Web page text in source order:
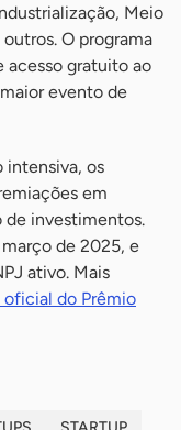
Meio
O programa
gratuito ao
evento de
intensiva, os
em
de investimentos.
de 2025, e
ativo. Mais
oficial do Prêmio